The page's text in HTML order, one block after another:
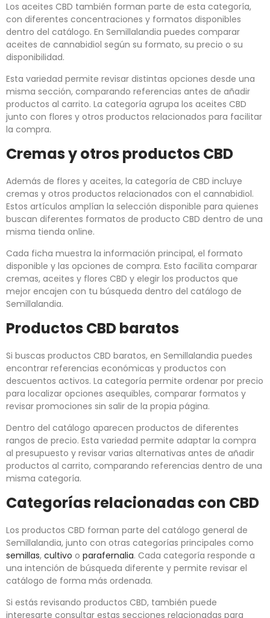
Los aceites CBD también forman parte de esta categoría,
con diferentes concentraciones y formatos disponibles
dentro del catálogo. En Semillalandia puedes comparar
aceites de cannabidiol según su formato, su precio o su
disponibilidad.
Esta variedad permite revisar distintas opciones desde una
misma sección, comparando referencias antes de añadir
productos al carrito. La categoría agrupa los aceites CBD
junto con flores y otros productos relacionados para facilitar
la compra.
Cremas y otros productos CBD
Además de flores y aceites, la categoría de CBD incluye
cremas y otros productos relacionados con el cannabidiol.
Estos artículos amplían la selección disponible para quienes
buscan diferentes formatos de producto CBD dentro de una
misma tienda online.
Cada ficha muestra la información principal, el formato
disponible y las opciones de compra. Esto facilita comparar
cremas, aceites y flores CBD y elegir los productos que
mejor encajen con tu búsqueda dentro del catálogo de
Semillalandia.
Productos CBD baratos
Si buscas productos CBD baratos, en Semillalandia puedes
encontrar referencias económicas y productos con
descuentos activos. La categoría permite ordenar por precio
para localizar opciones asequibles, comparar formatos y
revisar promociones sin salir de la propia página.
Dentro del catálogo aparecen productos de diferentes
rangos de precio. Esta variedad permite adaptar la compra
al presupuesto y revisar varias alternativas antes de añadir
productos al carrito, comparando referencias dentro de una
misma categoría.
Categorías relacionadas con CBD
Los productos CBD forman parte del catálogo general de
Semillalandia, junto con otras categorías principales como
semillas, cultivo o parafernalia. Cada categoría responde a
una intención de búsqueda diferente y permite revisar el
catálogo de forma más ordenada.
Si estás revisando productos CBD, también puede
interesarte consultar estas secciones relacionadas para